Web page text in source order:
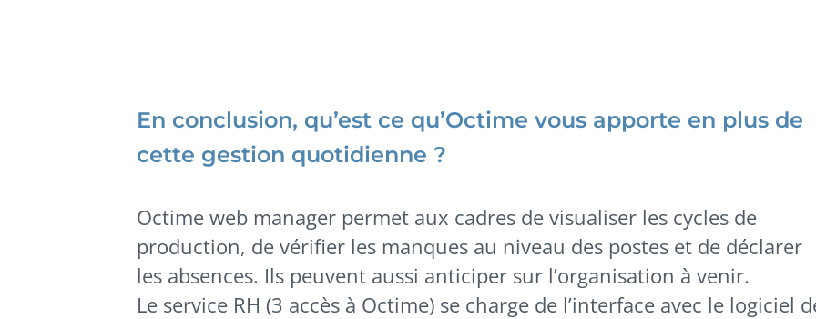
En conclusion, qu’est ce qu’Octime vous apporte en plus de
cette gestion quotidienne ?
Octime web manager permet aux cadres de visualiser les cycles de
production, de vérifier les manques au niveau des postes et de déclarer
les absences. Ils peuvent aussi anticiper sur l’organisation à venir.
Le service RH (3 accès à Octime) se charge de l’interface avec le logiciel